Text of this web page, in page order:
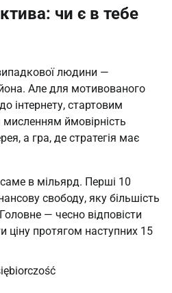
чи є в тебе
людини —
Але для мотивованого
інтернету, стартовим
ймовірність
а гра, де стратегія має
в мільярд. Перші 10
свободу, яку більшість
— чесно відповісти
ціну протягом наступних 15